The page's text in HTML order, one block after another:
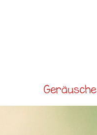
Main menu
Geräusche